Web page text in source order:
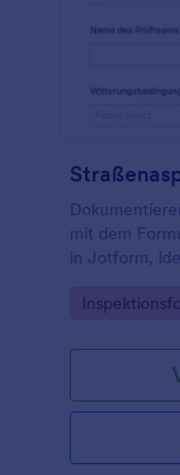
mit dem
in Jotform,
Go to